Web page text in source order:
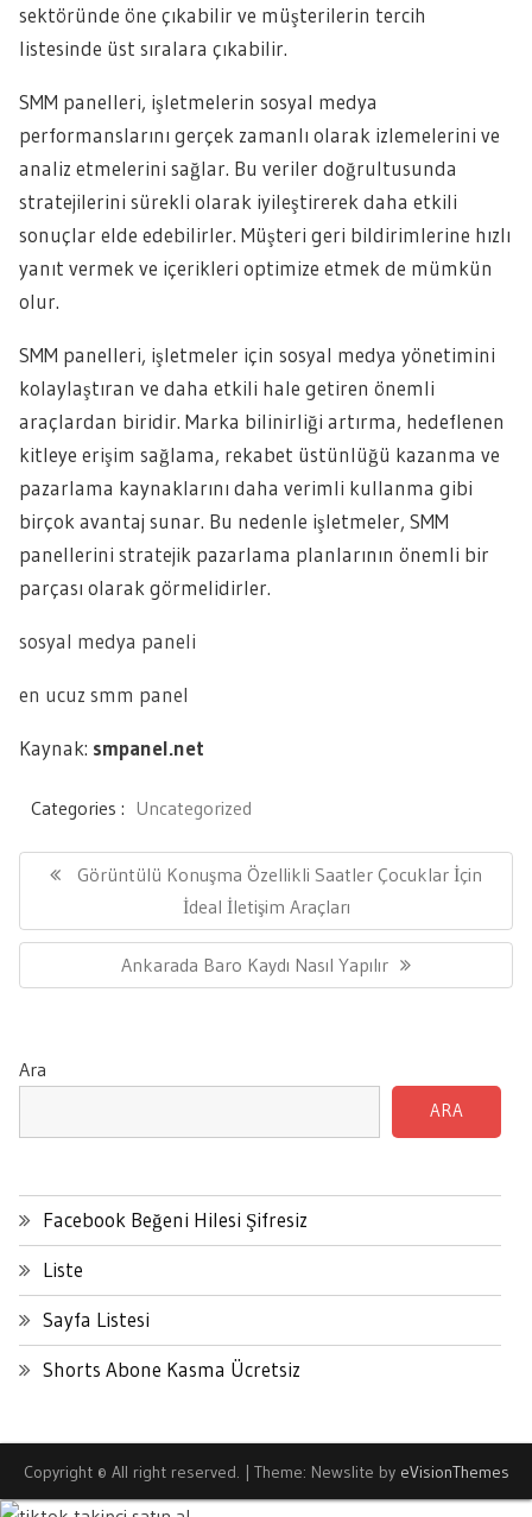
sektöründe öne çıkabilir ve müşterilerin tercih
listesinde üst sıralara çıkabilir.
SMM panelleri, işletmelerin sosyal medya
performanslarını gerçek zamanlı olarak izlemelerini ve
analiz etmelerini sağlar. Bu veriler doğrultusunda
stratejilerini sürekli olarak iyileştirerek daha etkili
sonuçlar elde edebilirler. Müşteri geri bildirimlerine hızlı
yanıt vermek ve içerikleri optimize etmek de mümkün
olur.
SMM panelleri, işletmeler için sosyal medya yönetimini
kolaylaştıran ve daha etkili hale getiren önemli
araçlardan biridir. Marka bilinirliği artırma, hedeflenen
kitleye erişim sağlama, rekabet üstünlüğü kazanma ve
pazarlama kaynaklarını daha verimli kullanma gibi
birçok avantaj sunar. Bu nedenle işletmeler, SMM
panellerini stratejik pazarlama planlarının önemli bir
parçası olarak görmelidirler.
sosyal medya paneli
en ucuz smm panel
Kaynak: smpanel.net
Categories : Uncategorized
gezinmesiPrevious
Görüntülü Konuşma Özellikli Saatler Çocuklar İçin
İdeal İletişim Araçları
Next
Post:
Ankarada Baro Kaydı Nasıl Yapılır
Ara
ARA
Facebook Beğeni Hilesi Şifresiz
Liste
Sayfa Listesi
Shorts Abone Kasma Ücretsiz
Copyright © All right reserved. | Theme: Newslite by eVisionThemes